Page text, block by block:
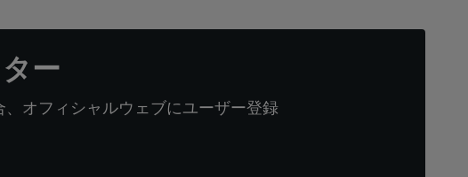
ー
オフィシャルウェブにユーザー登録